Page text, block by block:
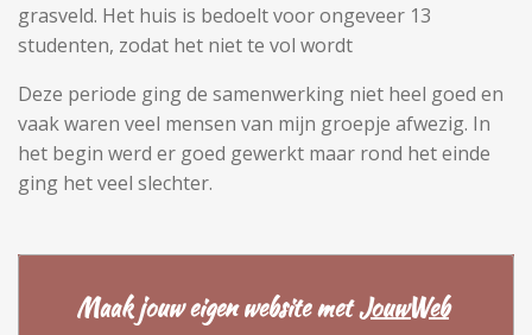
grasveld. Het huis is bedoelt voor ongeveer 13
studenten, zodat het niet te vol wordt
Deze periode ging de samenwerking niet heel goed en
vaak waren veel mensen van mijn groepje afwezig. In
het begin werd er goed gewerkt maar rond het einde
ging het veel slechter.
Maak jouw eigen website met JouwWeb